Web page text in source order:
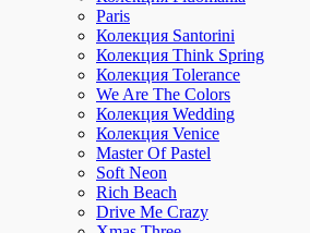
Paris
Колекция Santorini
Колекция Think Spring
Колекция Tolerance
We Are The Colors
Колекция Wedding
Колекция Venice
Master Of Pastel
Soft Neon
Rich Beach
Drive Me Crazy